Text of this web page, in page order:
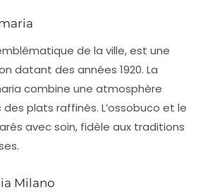
de la ville, est une
datant des années 1920. La
combine une atmosphère
plats raffinés. L’ossobuco et le
avec soin, fidèle aux traditions
Milano